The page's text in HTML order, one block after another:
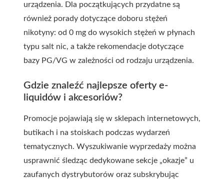
urządzenia. Dla początkujących przydatne są
również porady dotyczące doboru stężeń
nikotyny: od 0 mg do wysokich stężeń w płynach
typu salt nic, a także rekomendacje dotyczące
bazy PG/VG w zależności od rodzaju urządzenia.
Gdzie znaleźć najlepsze oferty e-
liquidów i akcesoriów?
Promocje pojawiają się w sklepach internetowych,
butikach i na stoiskach podczas wydarzeń
tematycznych. Wyszukiwanie wyprzedaży można
usprawnić śledząc dedykowane sekcje „okazje” u
zaufanych dystrybutorów oraz subskrybując